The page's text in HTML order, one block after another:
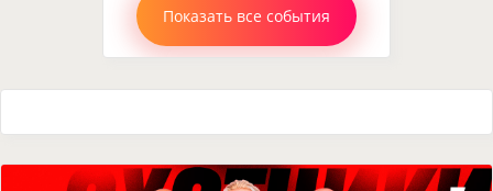
Показать все события